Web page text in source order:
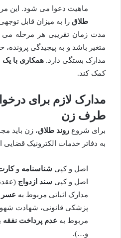
ماهیت دعوا می شود. این
طلاق را به میزان قابل
مدت زمان تقریبی هر مرحله می
متغیر باشد و به پیچیدگی پرونده،
مدارک بستگی دارد.همکاری با یک
کمک کند.
مدارک لازم برای
طرف زن
برای شروعروند طلاق، زن باید
به دفاتر خدمات الکترونیک قضایی
اصل و کپی شناسنامه و
اصل و کپی سند ازدواج
مدارک اثباتی مربوط به عسر
پزشکی قانونی، شهادت
مربوط به عدم پرداخت نفقه
و…).